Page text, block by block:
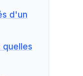
d'un
quelles